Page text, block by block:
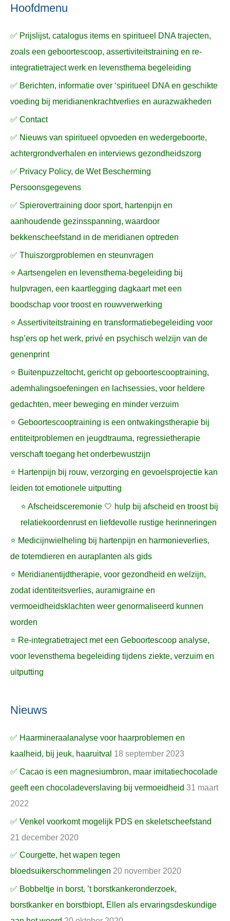
na
r
:
Hoofdmenu
✅ Prijslijst, catalogus items en spiritueel DNA trajecten,
zoals een geboortescoop, assertiviteitstraining en re-
integratietraject werk en levensthema begeleiding
✅ Berichten, informatie over ‘spiritueel DNA en geschikte
voeding bij meridianenkrachtverlies en aurazwakheden
✅ Contact
✅ Nieuws van spiritueel opvoeden en wedergeboorte,
achtergrondverhalen en interviews gezondheidszorg
✅ Privacy Policy, de Wet Bescherming
Persoonsgegevens
✅ Spierovertraining door sport, hartenpijn en
aanhoudende gezinsspanning, waardoor
bekkenscheefstand in de meridianen optreden
✅ Thuiszorgproblemen en steunvragen
⭐ Aartsengelen en levensthema-begeleiding bij
hulpvragen, een kaartlegging dagkaart met een
boodschap voor troost en rouwverwerking
⭐ Assertiviteitstraining en transformatiebegeleiding voor
hsp’ers op het werk, privé en psychisch welzijn van de
genenprint
⭐ Buitenpuzzeltocht, gericht op geboortescooptraining,
ademhalingsoefeningen en lachsessies, voor heldere
gedachten, meer beweging en minder verzuim
⭐ Geboortescooptraining is een ontwakingstherapie bij
entiteitproblemen en jeugdtrauma, regressietherapie
verschaft toegang het onderbewustzijn
⭐ Hartenpijn bij rouw, verzorging en gevoelsprojectie kan
leiden tot emotionele uitputting
⭐ Afscheidsceremonie 🤍 hulp bij afscheid en troost bij
relatiekoordenrust en liefdevolle rustige herinneringen
⭐ Medicijnwielheling bij hartenpijn en harmonieverlies,
de totemdieren en auraplanten als gids
⭐ Meridianentijdtherapie, voor gezondheid en welzijn,
zodat identiteitsverlies, auramigraine en
vermoeidheidsklachten weer genormaliseerd kunnen
worden
⭐ Re-integratietraject met een Geboortescoop analyse,
voor levensthema begeleiding tijdens ziekte, verzuim en
uitputting
Nieuws
✅ Haarmineraalanalyse voor haarproblemen en
kaalheid, bij jeuk, haaruitval 18 september 2023
✅ Cacao is een magnesiumbron, maar imitatiechocolade
geeft een chocoladeverslaving bij vermoeidheid 31 maart
2022
✅ Venkel voorkomt mogelijk PDS en skeletscheefstand
21 december 2020
✅ Courgette, het wapen tegen
bloedsuikerschommelingen 20 november 2020
✅ Bobbeltje in borst, ’t borstkankeronderzoek,
borstkanker en borstbiopt, Ellen als ervaringsdeskundige
n